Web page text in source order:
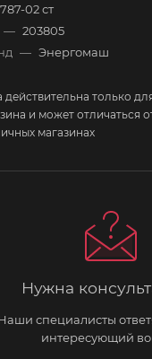
02 ст
— 203805
— Энергомаш
действительна только
и может отличаться
магазинах
Нужна
специалисты
интересующий